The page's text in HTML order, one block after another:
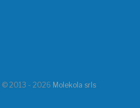
| © 2013 - 2026 Molekola srls